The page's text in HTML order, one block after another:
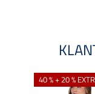
40 % + 20 %